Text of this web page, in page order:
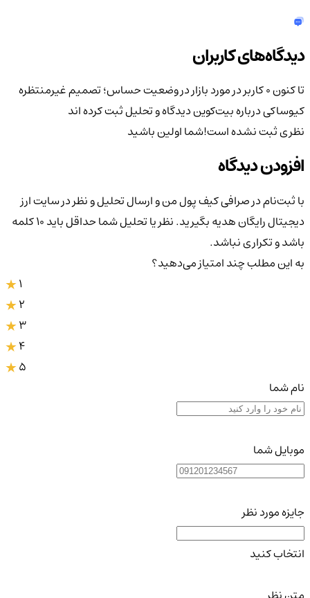
دیدگاه‌های کاربران
تا کنون 0 کاربر در مورد
بازار در وضعیت حساس؛ تصمیم غیرمنتظره
کیوساکی درباره بیت‌کویندیدگاه و تحلیل ثبت کرده اند
نظری ثبت نشده است!شما اولین باشید
افزودن دیدگاه
با ثبت‌نام در صرافی کیف پول من و ارسال تحلیل و نظر در سایت ارز
دیجیتال رایگان هدیه بگیرید. نظر یا تحلیل شما حداقل باید ۱۰ کلمه
باشد و تکراری نباشد.
به این مطلب چند امتیاز می‌دهید؟
3
4
5
نام شما
موبایل شما
جایزه مورد نظر
انتخاب کنید